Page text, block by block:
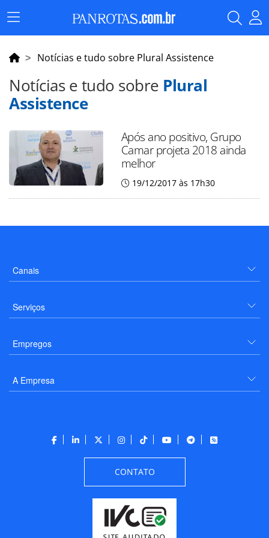
Menu
Principal
Notícias e tudo sobre Plural Assistence
Notícias e tudo sobre Plural
Assistence
Após ano positivo, Grupo
Camar projeta 2018 ainda
melhor
19/12/2017 às 17h30
Canais
Serviços
Empregos
A Empresa
CONTATO